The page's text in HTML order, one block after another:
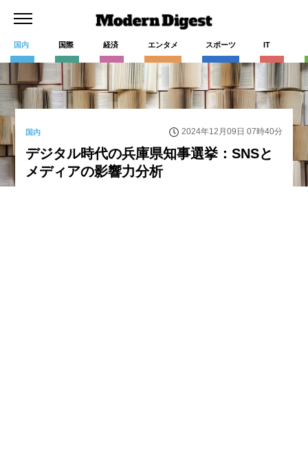
国内 国際 経済 エンタメ スポーツ IT
国内 2024年12月09日 07時40分
デジタル時代の兵庫県知事選挙：SNSと
メディアの影響力分析